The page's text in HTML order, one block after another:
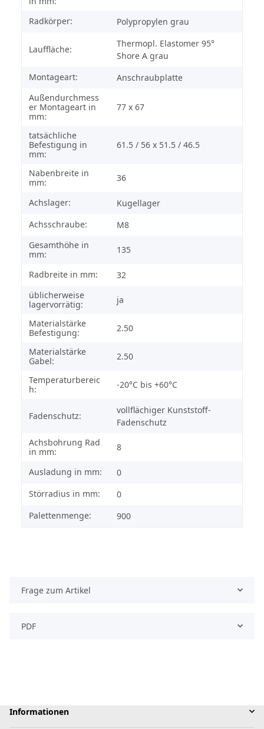
Radkörper: Polypropylen grau
Lauffläche:
Thermopl. Elastomer 95°
Shore A grau
Montageart:
Anschraubplatte
Außendurchmess
er Montageart in
mm:
77 x 67
tatsächliche
Befestigung in
mm:
61.5 / 56 x 51.5 / 46.5
Nabenbreite in
mm:
36
Achslager:
Kugellager
Achsschraube:
M8
Gesamthöhe in
mm:
135
Radbreite in mm:
32
üblicherweise
lagervorrätig:
ja
Materialstärke
Befestigung:
2.50
Materialstärke
Gabel:
2.50
Temperaturbereic
h:
-20°C bis +60°C
Fadenschutz:
vollflächiger Kunststoff-
Fadenschutz
Achsbohrung Rad
in mm:
8
Ausladung in mm:
0
Störradius in mm:
0
Palettenmenge:
900
Frage zum Artikel
PDF
Informationen